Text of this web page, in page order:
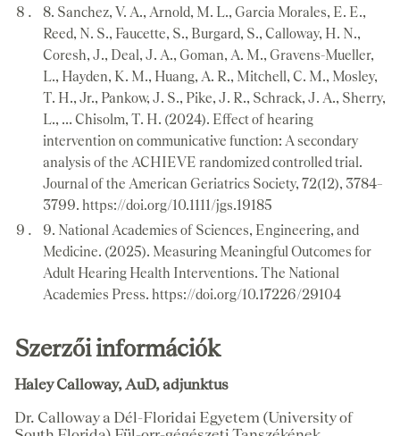
8. Sanchez, V. A., Arnold, M. L., Garcia Morales, E. E.,
Reed, N. S., Faucette, S., Burgard, S., Calloway, H. N.,
Coresh, J., Deal, J. A., Goman, A. M., Gravens-Mueller,
L., Hayden, K. M., Huang, A. R., Mitchell, C. M., Mosley,
T. H., Jr., Pankow, J. S., Pike, J. R., Schrack, J. A., Sherry,
L., … Chisolm, T. H. (2024). Effect of hearing
intervention on communicative function: A secondary
analysis of the ACHIEVE randomized controlled trial.
Journal of the American Geriatrics Society, 72(12), 3784–
3799. https://doi.org/10.1111/jgs.19185
9. National Academies of Sciences, Engineering, and
Medicine. (2025). Measuring Meaningful Outcomes for
Adult Hearing Health Interventions. The National
Academies Press. https://doi.org/10.17226/29104
Szerzői információk
Haley Calloway, AuD, adjunktus
Dr. Calloway a Dél-Floridai Egyetem (University of